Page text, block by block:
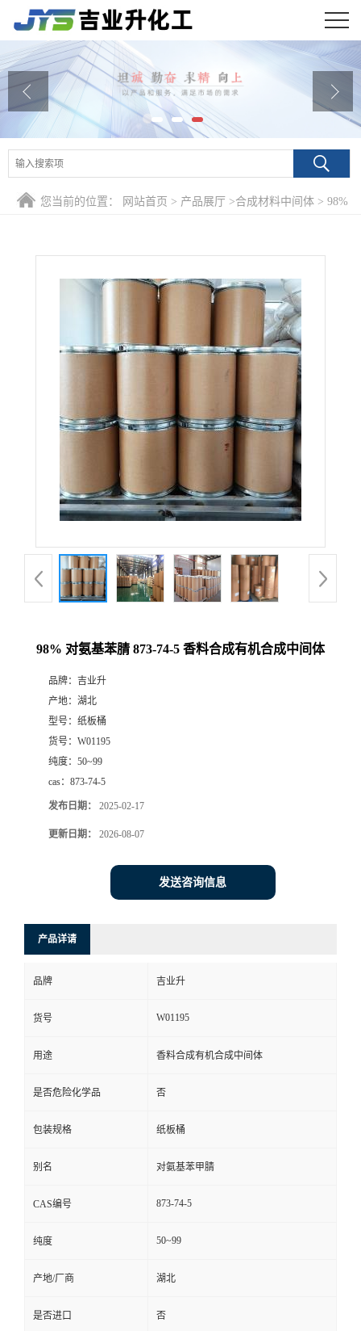
公司首页
公司介绍
公司动态
产品展厅
证书荣誉
在线留言
您当前的位置： 网站首页 > 产品展厅 >合成材料中间体 > 98%
98% 对氨基苯腈 873-74-5 香料合成有机合成中间体
品牌： 吉业升
产地： 湖北
型号： 纸板桶
货号： W01195
纯度： 50~99
cas： 873-74-5
发布日期： 2025-02-17
更新日期： 2026-08-07
发送咨询信息
产品详请
品牌 吉业升
货号 W01195
用途 香料合成有机合成中间体
是否危险化学品 否
包装规格 纸板桶
别名 对氨基苯甲腈
CAS编号 873-74-5
纯度 50~99
产地/厂商 湖北
是否进口 否